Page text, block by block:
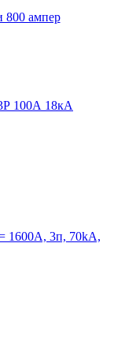
800 ампер
100А 18кА
1600А, 3п, 70kA,